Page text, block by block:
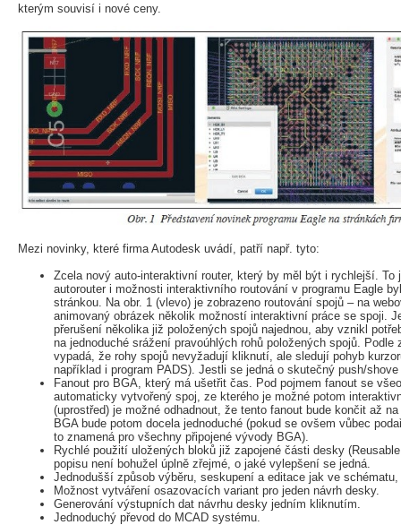
kterým souvisí i nové ceny.
Mezi novinky, které firma Autodesk uvádí, patří např. tyto:
Zcela nový auto-interaktivní router, který by měl být i rychlejší. To
autorouter i možnosti interaktivního routování v programu Eagle
stránkou. Na obr. 1 (vlevo) je zobrazeno routování spojů – na
animovaný obrázek několik možností interaktivní práce se spoji.
přerušení několika již položených spojů najednou, aby vznikl
na jednoduché srážení pravoúhlých rohů položených spojů. Podle
vypadá, že rohy spojů nevyžadují kliknutí, ale sledují pohyb
například i program PADS). Jestli se jedná o skutečný push/
Fanout pro BGA, který má ušetřit čas. Pod pojmem fanout se
automaticky vytvořený spoj, ze kterého je možné potom
(uprostřed) je možné odhadnout, že tento fanout bude končit až
BGA bude potom docela jednoduché (pokud se ovšem vůbec
to znamená pro všechny připojené vývody BGA).
Rychlé použití uložených bloků již zapojené části desky
popisu není bohužel úplně zřejmé, o jaké vylepšení se jedná.
Jednodušší způsob výběru, seskupení a editace jak ve
Možnost vytváření osazovacích variant pro jeden návrh desky.
Generování výstupních dat návrhu desky jedním kliknutím.
Jednoduchý převod do MCAD systému.